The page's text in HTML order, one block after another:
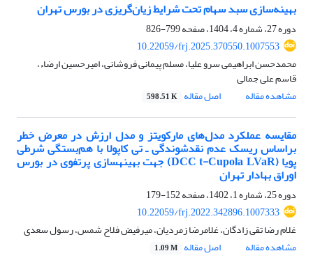
بهینه‌‌سازی سبد سهام تحت شرایط زیان‌‌گریزی در بورس تهران
دوره 27، شماره 4، 1404، صفحه
799-826
10.22059/frj.2025.370550.1007553
محمدحسن ابراهیمی سرو علیا، مسلم پیمانی فروشانی، امیرحسین ارضاء،
قاسم علی جمالی
مشاهده مقاله
اصل مقاله 598.51 K
مقایسه عملکرد مدل‌های مارکویتز و مدل ارزش در معرض خطر
براساس ریسک عدم نقدشوندگی ـ تی کاپولا با هم‌بستگی شرطی
پویا (DCC t-Cupola LVaR) جهت بهینه‏سازی پرتفوی در بورس
اوراق بهادار تهران
دوره 25، شماره 1، 1402، صفحه
152-179
10.22059/frj.2022.342896.1007333
غلام رضا تقی زادگان، غلامرضا زمردیان، میرفیض فلاح شمس، رسول سعدی
مشاهده مقاله
اصل مقاله 1.09 M